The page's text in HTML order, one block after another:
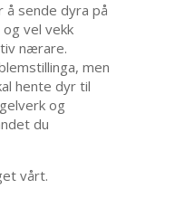
å sende dyra på
vel vekk
nærare.
men
hente dyr til
og
du
vårt.